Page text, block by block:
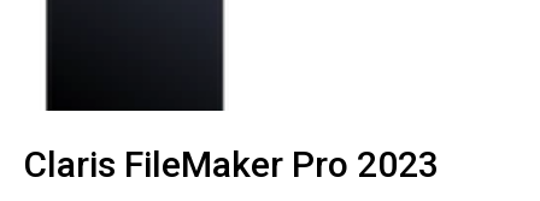
Claris FileMaker Pro 2023